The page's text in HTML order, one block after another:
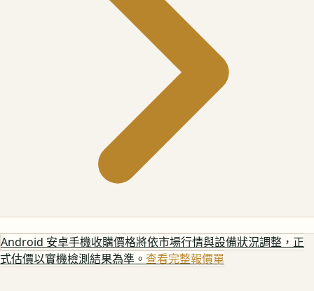
Android 安卓手機收購價格將依市場行情與設備狀況調整，正
式估價以實機檢測結果為準。 查看完整報價單